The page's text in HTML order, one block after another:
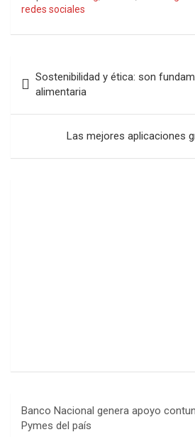
redes sociales
de
entradas
Sostenibilidad y ética: son
alimentaria
Las mejores aplicaciones
Banco Nacional genera apoyo
Pymes del país